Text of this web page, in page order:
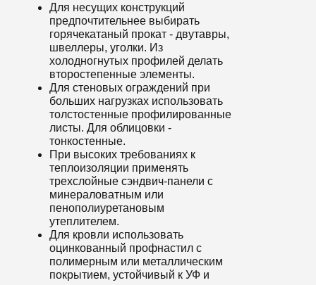
Для несущих конструкций
предпочтительнее выбирать
горячекатаный прокат - двутавры,
швеллеры, уголки. Из
холодногнутых профилей делать
второстепенные элементы.
Для стеновых ограждений при
больших нагрузках использовать
толстостенные профилированные
листы. Для облицовки -
тонкостенные.
При высоких требованиях к
теплоизоляции применять
трехслойные сэндвич-панели с
минераловатным или
пенополиуретановым
утеплителем.
Для кровли использовать
оцинкованный профнастил с
полимерным или металлическим
покрытием, устойчивый к УФ и